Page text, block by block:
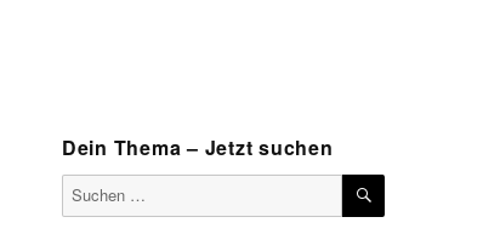
Dein Thema – Jetzt suchen
Suchen
nach:
SUCHEN